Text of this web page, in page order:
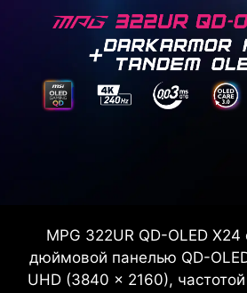
MPG 322UR QD-OLED
дюймовой панелью QD-
UHD (3840 × 2160),